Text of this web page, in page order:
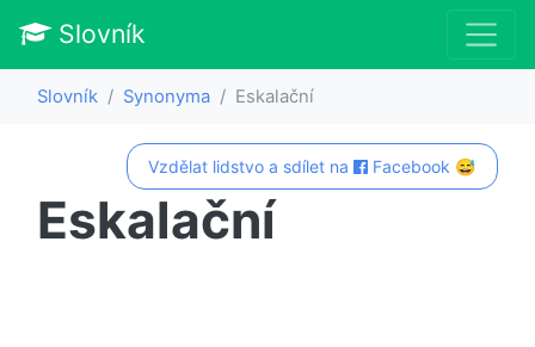
Slovník
Slovník Synonyma Eskalační
Vzdělat lidstvo a sdílet na Facebook 😅
Eskalační